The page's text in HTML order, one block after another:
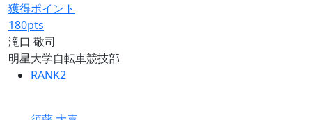
獲得ポイント
180pts
滝口 敬司
明星大学自転車競技部
RANK2